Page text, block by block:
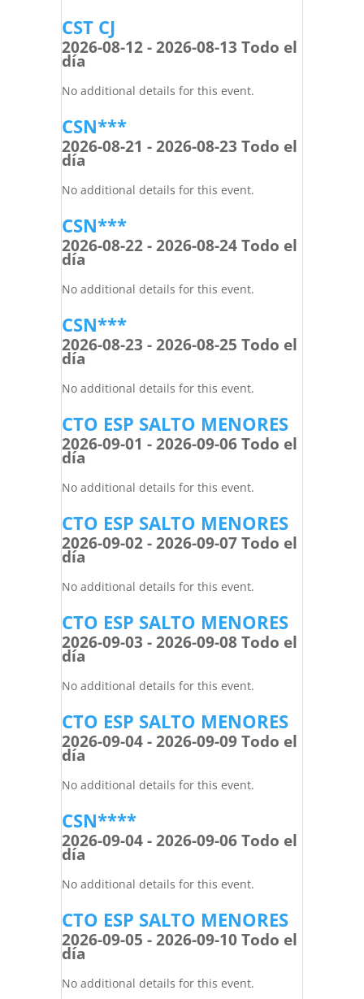
CST CJ
2026-08-12 - 2026-08-13 Todo el
día
No additional details for this event.
CSN***
2026-08-21 - 2026-08-23 Todo el
día
No additional details for this event.
CSN***
2026-08-22 - 2026-08-24 Todo el
día
No additional details for this event.
CSN***
2026-08-23 - 2026-08-25 Todo el
día
No additional details for this event.
CTO ESP SALTO MENORES
2026-09-01 - 2026-09-06 Todo el
día
No additional details for this event.
CTO ESP SALTO MENORES
2026-09-02 - 2026-09-07 Todo el
día
No additional details for this event.
CTO ESP SALTO MENORES
2026-09-03 - 2026-09-08 Todo el
día
No additional details for this event.
CTO ESP SALTO MENORES
2026-09-04 - 2026-09-09 Todo el
día
No additional details for this event.
CSN****
2026-09-04 - 2026-09-06 Todo el
día
No additional details for this event.
CTO ESP SALTO MENORES
2026-09-05 - 2026-09-10 Todo el
día
No additional details for this event.